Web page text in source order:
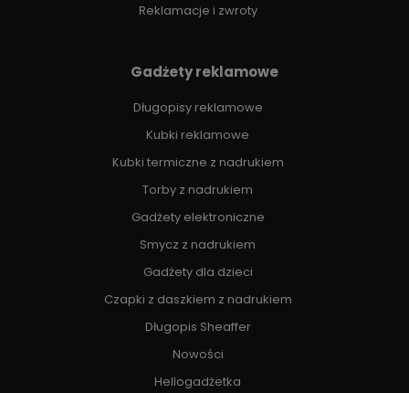
Reklamacje i zwroty
Gadżety reklamowe
Długopisy reklamowe
Kubki reklamowe
Kubki termiczne z nadrukiem
Torby z nadrukiem
Gadżety elektroniczne
Smycz z nadrukiem
Gadżety dla dzieci
Czapki z daszkiem z nadrukiem
Długopis Sheaffer
Nowości
Hellogadżetka